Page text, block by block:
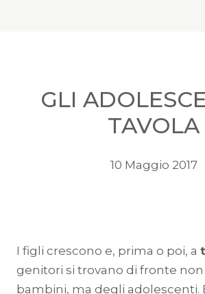
GLI
TAVOLA
10 Maggio 2017
I figli crescono e, prima o poi, a
genitori si trovano di fronte
bambini, ma degli adolescenti.